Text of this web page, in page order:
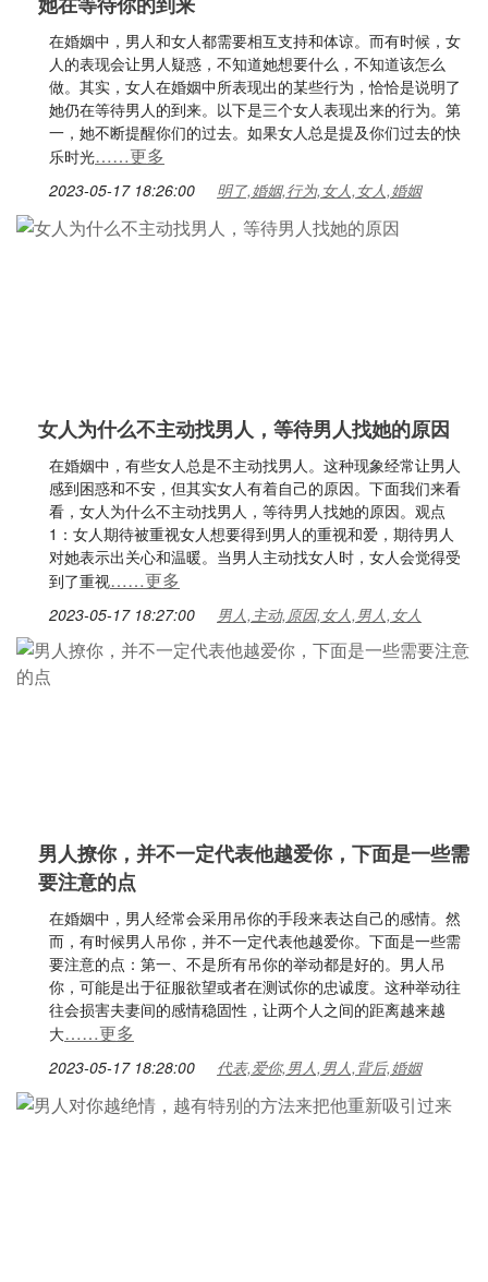
在婚姻中，男人和女人都需要相互支持和体谅。而有时候，女
人的表现会让男人疑惑，不知道她想要什么，不知道该怎么
做。其实，女人在婚姻中所表现出的某些行为，恰恰是说明了
她仍在等待男人的到来。以下是三个女人表现出来的行为。第
一，她不断提醒你们的过去。如果女人总是提及你们过去的快
乐时光……更多
2023-05-17 18:26:00 明了,婚姻,行为,女人,女人,婚姻
女人为什么不主动找男人，等待男人找她的原因
在婚姻中，有些女人总是不主动找男人。这种现象经常让男人
感到困惑和不安，但其实女人有着自己的原因。下面我们来看
看，女人为什么不主动找男人，等待男人找她的原因。观点
1：女人期待被重视女人想要得到男人的重视和爱，期待男人
对她表示出关心和温暖。当男人主动找女人时，女人会觉得受
到了重视……更多
2023-05-17 18:27:00 男人,主动,原因,女人,男人,女人
男人撩你，并不一定代表他越爱你，下面是一些需
要注意的点
在婚姻中，男人经常会采用吊你的手段来表达自己的感情。然
而，有时候男人吊你，并不一定代表他越爱你。下面是一些需
要注意的点：第一、不是所有吊你的举动都是好的。男人吊
你，可能是出于征服欲望或者在测试你的忠诚度。这种举动往
往会损害夫妻间的感情稳固性，让两个人之间的距离越来越
大……更多
2023-05-17 18:28:00 代表,爱你,男人,男人,背后,婚姻